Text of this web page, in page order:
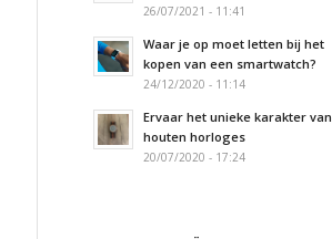
26/07/2021 - 11:41
Waar je op moet letten bij het
kopen van een smartwatch?
24/12/2020 - 11:14
Ervaar het unieke karakter van
houten horloges
20/07/2020 - 17:24